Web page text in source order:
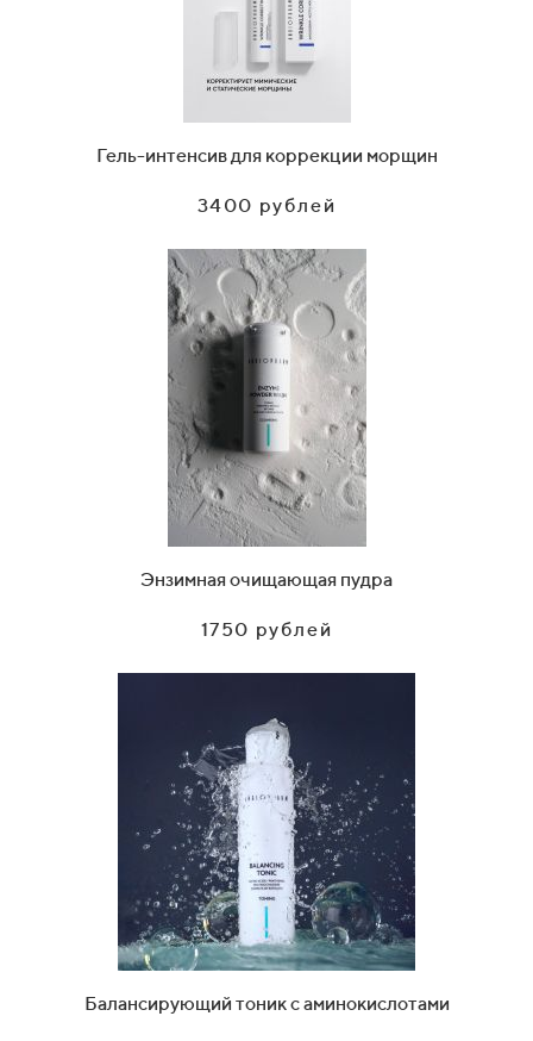
Гель-интенсив для коррекции морщин
3400 рублей
Энзимная очищающая пудра
1750 рублей
Балансирующий тоник с аминокислотами